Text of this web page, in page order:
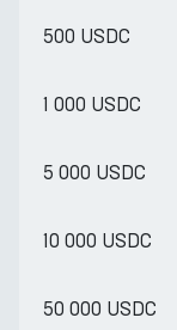
500 USDC
1 000 USDC
5 000 USDC
10 000 USDC
50 000 USDC